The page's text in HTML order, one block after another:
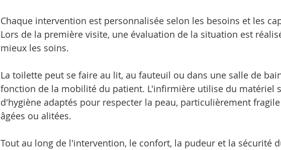
Chaque intervention est personnalisée selon les besoins et les
Lors de la première visite, une évaluation de la situation est
mieux les soins.
La toilette peut se faire au lit, au fauteuil ou dans une salle de
fonction de la mobilité du patient. L'infirmière utilise du matériel
d'hygiène adaptés pour respecter la peau, particulièrement
âgées ou alitées.
Tout au long de l'intervention, le confort, la pudeur et la sécurité